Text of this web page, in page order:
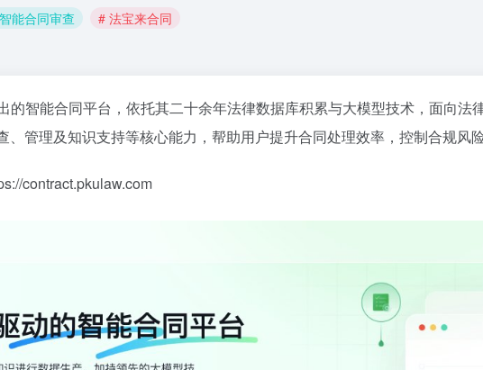
能合同审查 # 法宝来合同
的智能合同平台，依托其二十余年法律数据库积累与大模型技术，面向
管理及知识支持等核心能力，帮助用户提升合同处理效率，控制合规风险
contract.pkulaw.com